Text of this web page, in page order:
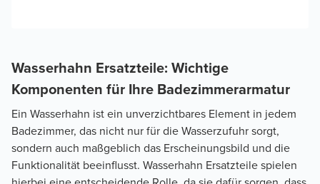
Wasserhahn Ersatzteile: Wichtige
Komponenten für Ihre Badezimmerarmatur
Ein Wasserhahn ist ein unverzichtbares Element in jedem
Badezimmer, das nicht nur für die Wasserzufuhr sorgt,
sondern auch maßgeblich das Erscheinungsbild und die
Funktionalität beeinflusst. Wasserhahn Ersatzteile spielen